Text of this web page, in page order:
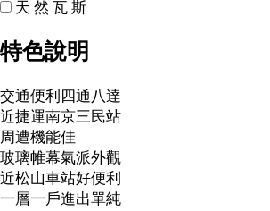
天 然 瓦 斯
特色說明
交通便利四通八達
近捷運南京三民站
周遭機能佳
玻璃帷幕氣派外觀
近松山車站好便利
一層一戶進出單純